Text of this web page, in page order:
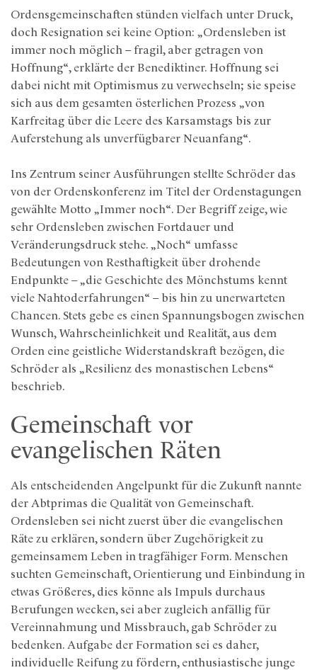
Ordensgemeinschaften stünden vielfach unter Druck,
doch Resignation sei keine Option: „Ordensleben ist
immer noch möglich – fragil, aber getragen von
Hoffnung“, erklärte der Benediktiner. Hoffnung sei
dabei nicht mit Optimismus zu verwechseln; sie speise
sich aus dem gesamten österlichen Prozess „von
Karfreitag über die Leere des Karsamstags bis zur
Auferstehung als unverfügbarer Neuanfang“.
Ins Zentrum seiner Ausführungen stellte Schröder das
von der Ordenskonferenz im Titel der Ordenstagungen
gewählte Motto „Immer noch“. Der Begriff zeige, wie
sehr Ordensleben zwischen Fortdauer und
Veränderungsdruck stehe. „Noch“ umfasse
Bedeutungen von Resthaftigkeit über drohende
Endpunkte – „die Geschichte des Mönchstums kennt
viele Nahtoderfahrungen“ – bis hin zu unerwarteten
Chancen. Stets gebe es einen Spannungsbogen zwischen
Wunsch, Wahrscheinlichkeit und Realität, aus dem
Orden eine geistliche Widerstandskraft bezögen, die
Schröder als „Resilienz des monastischen Lebens“
beschrieb.
Gemeinschaft vor
evangelischen Räten
Als entscheidenden Angelpunkt für die Zukunft nannte
der Abtprimas die Qualität von Gemeinschaft.
Ordensleben sei nicht zuerst über die evangelischen
Räte zu erklären, sondern über Zugehörigkeit zu
gemeinsamem Leben in tragfähiger Form. Menschen
suchten Gemeinschaft, Orientierung und Einbindung in
etwas Größeres, dies könne als Impuls durchaus
Berufungen wecken, sei aber zugleich anfällig für
Vereinnahmung und Missbrauch, gab Schröder zu
bedenken. Aufgabe der Formation sei es daher,
individuelle Reifung zu fördern, enthusiastische junge